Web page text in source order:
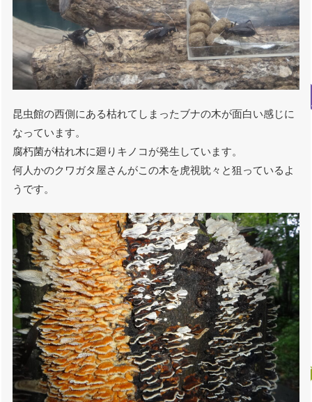
昆虫館の西側にある枯れてしまったブナの木が面白い感じに
なっています。
腐朽菌が枯れ木に廻りキノコが発生しています。
何人かのクワガタ屋さんがこの木を虎視眈々と狙っているよ
うです。